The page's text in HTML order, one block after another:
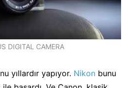
DIGITAL CAMERA
yıllardır yapıyor. Nikon bunu